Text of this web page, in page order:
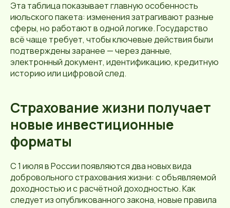
Эта таблица показывает главную особенность
июльского пакета: изменения затрагивают разные
сферы, но работают в одной логике. Государство
всё чаще требует, чтобы ключевые действия были
подтверждены заранее — через данные,
электронный документ, идентификацию, кредитную
историю или цифровой след.
Страхование жизни получает
новые инвестиционные
форматы
С 1 июля в России появляются два новых вида
добровольного страхования жизни: с объявляемой
доходностью и с расчётной доходностью. Как
следует из опубликованного закона, новые правила